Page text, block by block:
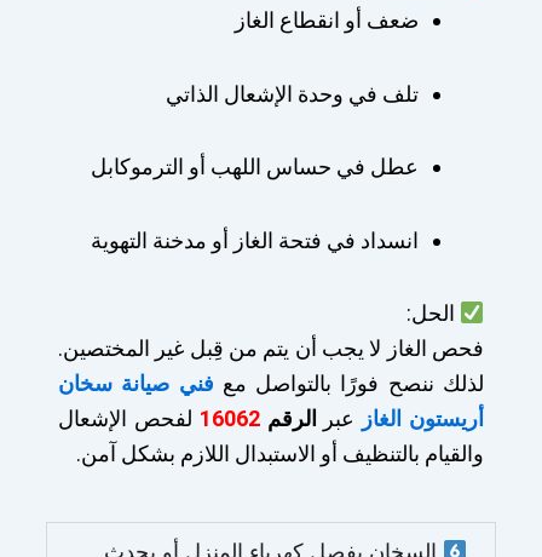
ضعف أو انقطاع الغاز
تلف في وحدة الإشعال الذاتي
عطل في حساس اللهب أو الترموكابل
انسداد في فتحة الغاز أو مدخنة التهوية
الحل:
فحص الغاز لا يجب أن يتم من قِبل غير المختصين.
لذلك ننصح فورًا بالتواصل مع فني صيانة سخان
أريستون الغاز
عبر الرقم16062 لفحص الإشعال
والقيام بالتنظيف أو الاستبدال اللازم بشكل آمن.
السخان يفصل كهرباء المنزل أو يحدث